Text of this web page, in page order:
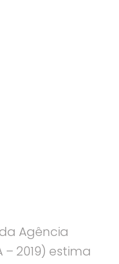
Agência
2019) estima